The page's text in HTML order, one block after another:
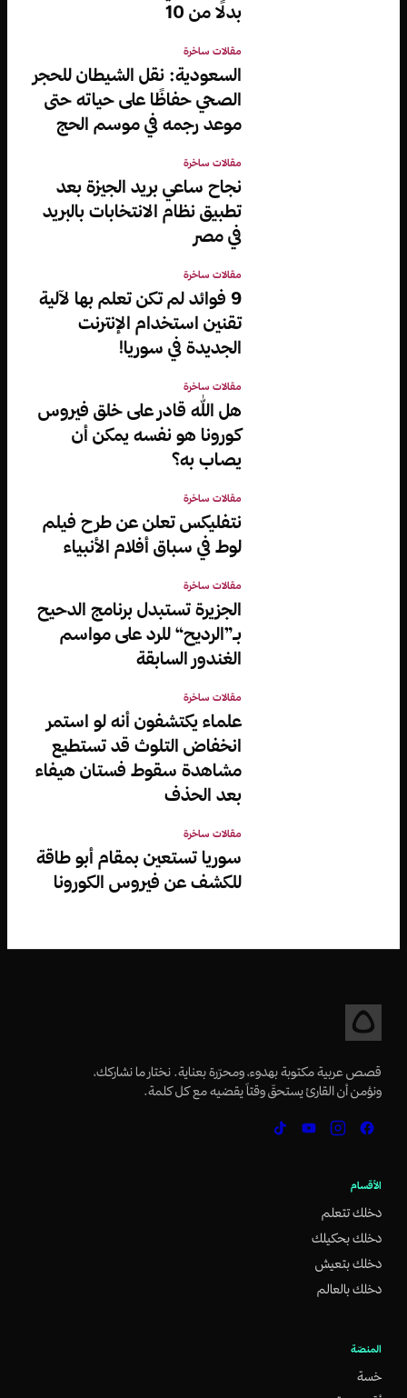
بدلًا من 10
مقالات ساخرة
السعودية: نقل الشيطان للحجر
الصحي حفاظًا على حياته حتى
موعد رجمه في موسم الحج
مقالات ساخرة
نجاح ساعي بريد الجيزة بعد
تطبيق نظام الانتخابات بالبريد
في مصر
مقالات ساخرة
9 فوائد لم تكن تعلم بها لآلية
تقنين استخدام الإنترنت
الجديدة في سوريا!
مقالات ساخرة
هل الله قادر على خلق فيروس
كورونا هو نفسه يمكن أن
يصاب به؟
مقالات ساخرة
نتفليكس تعلن عن طرح فيلم
لوط في سباق أفلام الأنبياء
مقالات ساخرة
الجزيرة تستبدل برنامج الدحيح
بـ”الرديح“ للرد على مواسم
الغندور السابقة
مقالات ساخرة
علماء يكتشفون أنه لو استمر
انخفاض التلوث قد تستطيع
مشاهدة سقوط فستان هيفاء
بعد الحذف
مقالات ساخرة
سوريا تستعين بمقام أبو طاقة
للكشف عن فيروس الكورونا
قصص عربية مكتوبة بهدوء، ومحرّرة بعناية. نختار ما نشاركك،
ونؤمن أن القارئ يستحقّ وقتاً يقضيه مع كل كلمة.
الأقسام
دخلك تتعلم
دخلك بحكيلك
دخلك بتعيش
دخلك بالعالم
المنصّة
خسة